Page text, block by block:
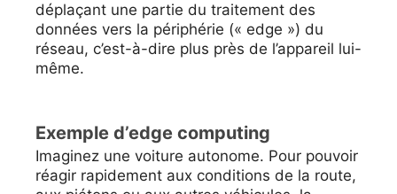
déplaçant une partie du traitement des
données vers la périphérie (« edge ») du
réseau, c’est-à-dire plus près de l’appareil lui-
même.
Exemple d’edge computing
Imaginez une voiture autonome. Pour pouvoir
réagir rapidement aux conditions de la route,